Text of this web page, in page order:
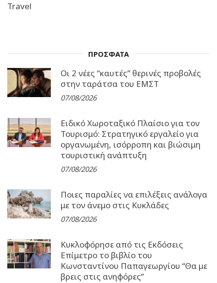
Travel
ΠΡΟΣΦΑΤΑ
Οι 2 νέες “καυτές” θερινές προβολές
στην ταράτσα του ΕΜΣΤ
07/08/2026
Ειδικό Χωροταξικό Πλαίσιο για τον
Τουρισμό: Στρατηγικό εργαλείο για
οργανωμένη, ισόρροπη και βιώσιμη
τουριστική ανάπτυξη
07/08/2026
Ποιες παραλίες να επιλέξεις ανάλογα
με τον άνεμο στις Κυκλάδες
07/08/2026
Κυκλοφόρησε από τις Εκδόσεις
Επίμετρο το βιβλίο του
Κωνσταντίνου Παπαγεωργίου “Θα με
βρεις στις ανηφόρες”